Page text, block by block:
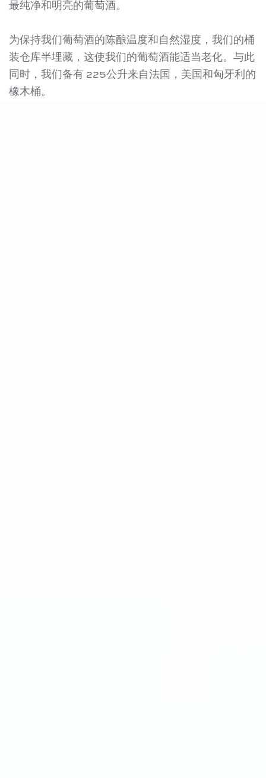
最纯净和明亮的葡萄酒。
为保持我们葡萄酒的陈酿温度和自然湿度，我们的桶
装仓库半埋藏，这使我们的葡萄酒能适当老化。与此
同时，我们备有 225公升来自法国，美国和匈牙利的
橡木桶。